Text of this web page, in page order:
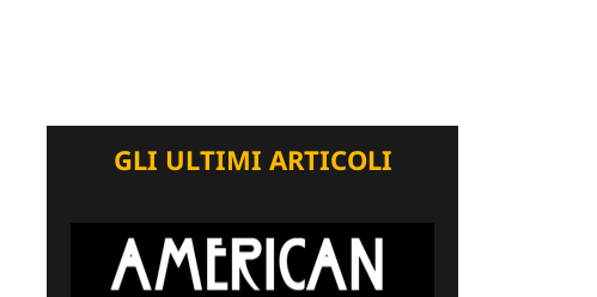
GLI ULTIMI ARTICOLI